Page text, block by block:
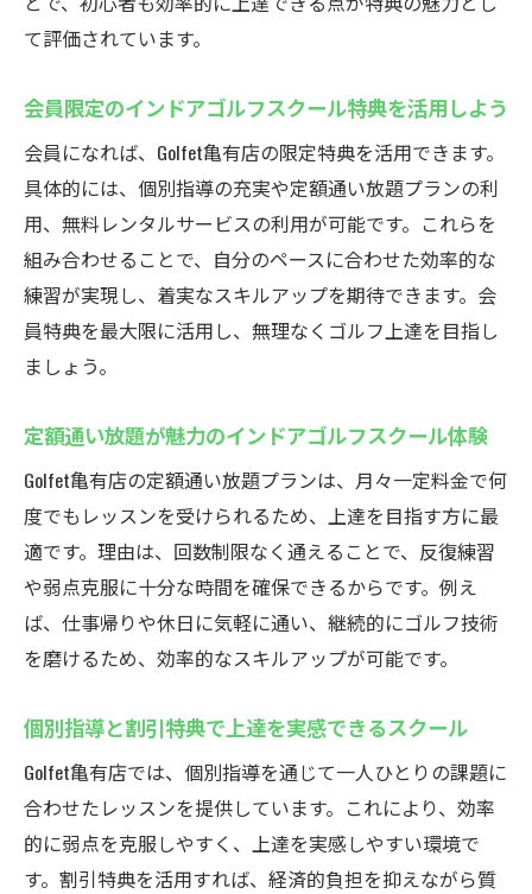
ゴルフ
無料レンタル完備のインドアゴルフスクー
スクール
道具不要で始めるインドアゴルフスクール
のメリット
亀有の最新インドアゴルフ設備を紹介
最新設備が揃うインドアゴルフスクールで
フスクール
インドアゴルフスクールの充実した練習環
境とは
最新技術を活用したインドアゴルフスクー
ル紹介
設備充実のインドアゴルフスクールで効率
的に練習
フを実現
て評価されています。
会員限定のインドアゴルフスクール特典を活用しよう
会員になれば、Golfet亀有店の限定特典を活用できます。
具体的には、個別指導の充実や定額通い放題プランの利
用、無料レンタルサービスの利用が可能です。これらを
組み合わせることで、自分のペースに合わせた効率的な
練習が実現し、着実なスキルアップを期待できます。会
員特典を最大限に活用し、無理なくゴルフ上達を目指し
ましょう。
定額通い放題が魅力のインドアゴルフスクール体験
Golfet亀有店の定額通い放題プランは、月々一定料金で何
度でもレッスンを受けられるため、上達を目指す方に最
適です。理由は、回数制限なく通えることで、反復練習
や弱点克服に十分な時間を確保できるからです。例え
ば、仕事帰りや休日に気軽に通い、継続的にゴルフ技術
を磨けるため、効率的なスキルアップが可能です。
個別指導と割引特典で上達を実感できるスクール
Golfet亀有店では、個別指導を通じて一人ひとりの課題に
合わせたレッスンを提供しています。これにより、効率
的に弱点を克服しやすく、上達を実感しやすい環境で
す。割引特典を活用すれば、経済的負担を抑えながら質